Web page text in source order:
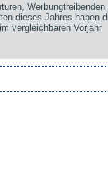
dieses Jahres haben
vergleichbaren Vorjahr